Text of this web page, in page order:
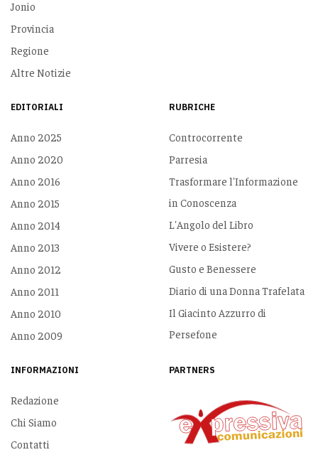
Jonio
Provincia
Regione
Altre Notizie
EDITORIALI
Anno 2025
Anno 2020
Anno 2016
Anno 2015
Anno 2014
Anno 2013
Anno 2012
Anno 2011
Anno 2010
Anno 2009
RUBRICHE
Controcorrente
Parresia
Trasformare l'Informazione
in Conoscenza
L'Angolo del Libro
Vivere o Esistere?
Gusto e Benessere
Diario di una Donna Trafelata
Il Giacinto Azzurro di
Persefone
INFORMAZIONI
Redazione
Chi Siamo
Contatti
PARTNERS